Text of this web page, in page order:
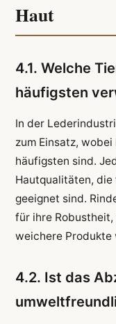
Haut
4.1. Welche
häufigsten
In der
zum Einsatz,
häufigsten sind.
Hautqualitäten,
geeignet sind.
für ihre
weichere
4.2. Ist das